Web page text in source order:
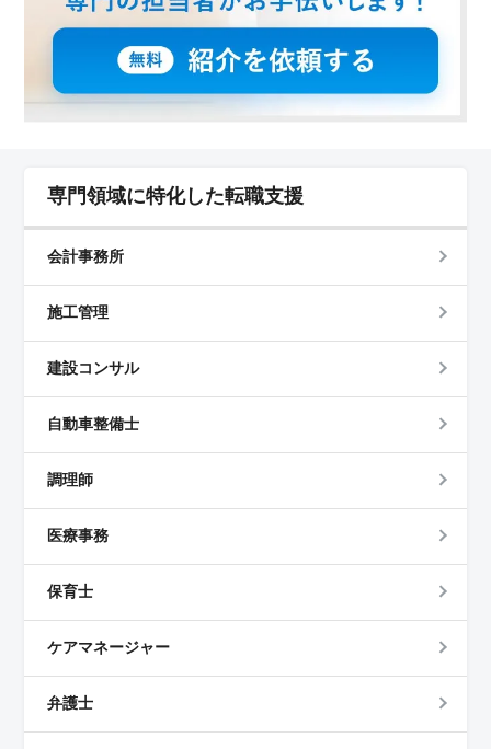
専門領域に特化した転職支援
会計事務所
施工管理
建設コンサル
自動車整備士
調理師
医療事務
保育士
ケアマネージャー
弁護士